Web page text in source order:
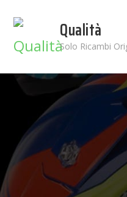
Qualità
Solo Ricambi